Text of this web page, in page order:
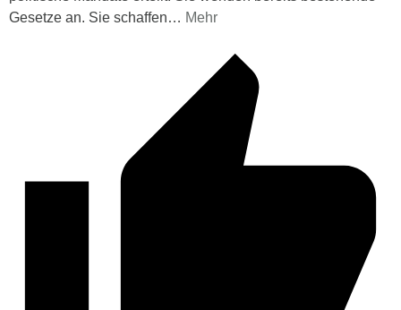
Gesetze an. Sie schaffen… Mehr